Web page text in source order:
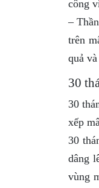
công
–
trên
quả
30
30
xếp
30
dâng
vùng